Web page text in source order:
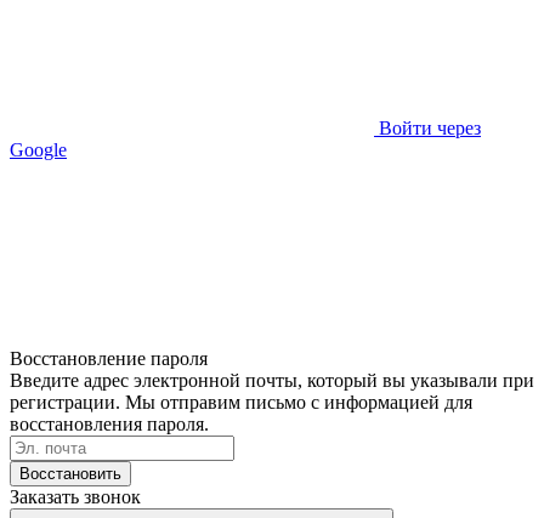
Войти через
Google
Восстановление пароля
Введите адрес электронной почты, который вы указывали при
регистрации. Мы отправим письмо с информацией для
восстановления пароля.
Восстановить
Заказать звонок